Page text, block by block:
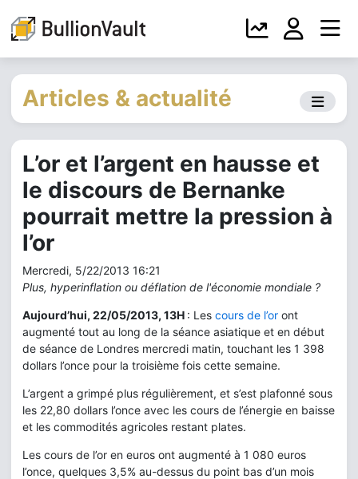
Articles & actualité
L’or et l’argent en hausse et
le discours de Bernanke
pourrait mettre la pression à
l’or
Mercredi, 5/22/2013 16:21
Plus, hyperinflation ou déflation de l'économie mondiale ?
Aujourd’hui, 22/05/2013, 13H : Les cours de l’or ont
augmenté tout au long de la séance asiatique et en début
de séance de Londres mercredi matin, touchant les 1 398
dollars l’once pour la troisième fois cette semaine.
L’argent a grimpé plus régulièrement, et s’est plafonné sous
les 22,80 dollars l’once avec les cours de l’énergie en baisse
et les commodités agricoles restant plates.
Les cours de l’or en euros ont augmenté à 1 080 euros
l’once, quelques 3,5% au-dessus du point bas d’un mois